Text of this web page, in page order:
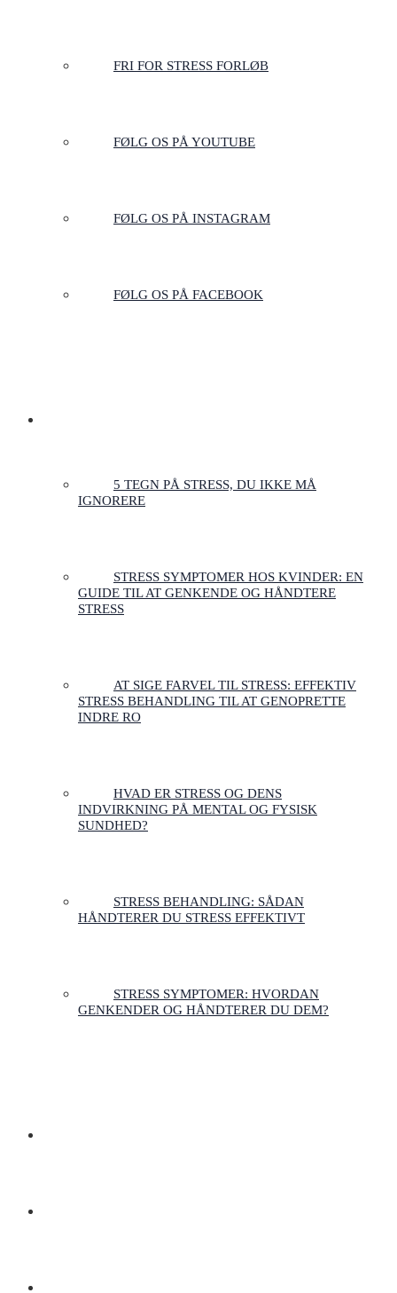
FRI FOR STRESS FORLØB
FØLG OS PÅ YOUTUBE
FØLG OS PÅ INSTAGRAM
FØLG OS PÅ FACEBOOK
5 TEGN PÅ STRESS, DU IKKE MÅ
IGNORERE
STRESS SYMPTOMER HOS KVINDER: EN
GUIDE TIL AT GENKENDE OG HÅNDTERE
STRESS
AT SIGE FARVEL TIL STRESS: EFFEKTIV
STRESS BEHANDLING TIL AT GENOPRETTE
INDRE RO
HVAD ER STRESS OG DENS
INDVIRKNING PÅ MENTAL OG FYSISK
SUNDHED?
STRESS BEHANDLING: SÅDAN
HÅNDTERER DU STRESS EFFEKTIVT
STRESS SYMPTOMER: HVORDAN
GENKENDER OG HÅNDTERER DU DEM?